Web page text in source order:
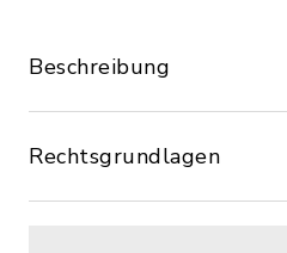
Beschreibung
Rechtsgrundlagen